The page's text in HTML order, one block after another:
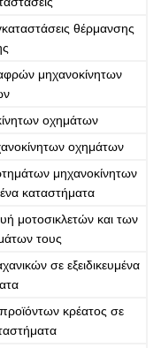
θέρμανσης
μηχανοκίνητων
οχημάτων
οχημάτων
μηχανοκίνητων
καταστήματα
μοτοσικλετών και των
τους
σε εξειδικευμένα
κρέατος σε